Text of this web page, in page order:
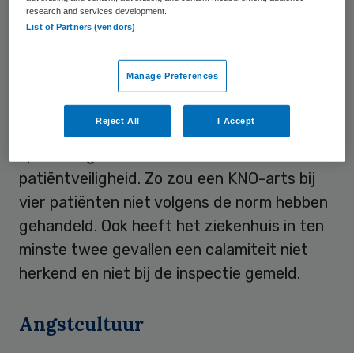
Het UMC werd van april tot oktober vorig
inspectie geplaatst.
Het IGZ-rapport laat zien dat er op de KNO-
afdeling fouten zijn gemaakt en dat er
patiëntveiligheid. Zo zou een KNO-arts bij
vier patiënten niet volgens de norm hebben
gehandeld. Ook heeft het ziekenhuis in ten
minste twee gevallen een calamiteit niet
herkend en niet bij de inspectie gemeld.
Angstcultuur
research and services development.
List of Partners (vendors)
Manage Preferences
Reject All I Accept